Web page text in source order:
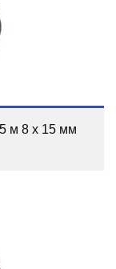
м 8 х 15 мм